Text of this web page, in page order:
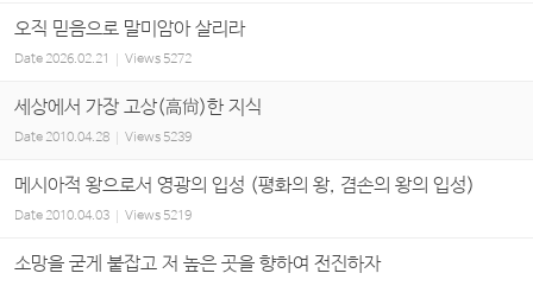
오직 믿음으로 말미암아 살리라
Date2026.02.21 Views 5272
세상에서 가장 고상(高尙)한 지식
Date 2010.04.28 Views 5239
메시아적 왕으로서 영광의 입성 (평화의 왕, 겸손의 왕의 입성)
Date2010.04.03 Views 5219
소망을 굳게 붙잡고 저 높은 곳을 향하여 전진하자